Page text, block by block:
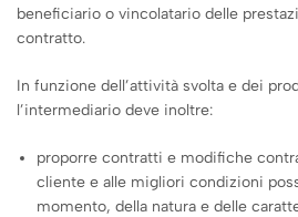
beneficiario o vincolatario delle
contratto.
In funzione dell’attività svolta e dei
l’intermediario deve inoltre:
proporre contratti e modifiche
cliente e alle migliori condizioni
momento, della natura e delle